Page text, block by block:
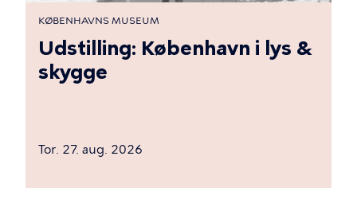
KØBENHAVNS MUSEUM
Udstilling: København i lys &
skygge
Tor. 27. aug. 2026